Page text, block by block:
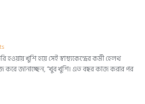
হওয়ায় খুশি হয়ে সেই স্বাস্থ্যকেন্দ্রের কর্মী হেলথ
করে জানাচ্ছেন, “খুব খুশি। এত বছর কাজ করার পর